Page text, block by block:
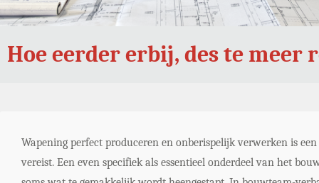
Hoe eerder erbij, des te meer
Wapening perfect produceren en onberispelijk verwerken is
vereist. Een even specifiek als essentieel onderdeel van het